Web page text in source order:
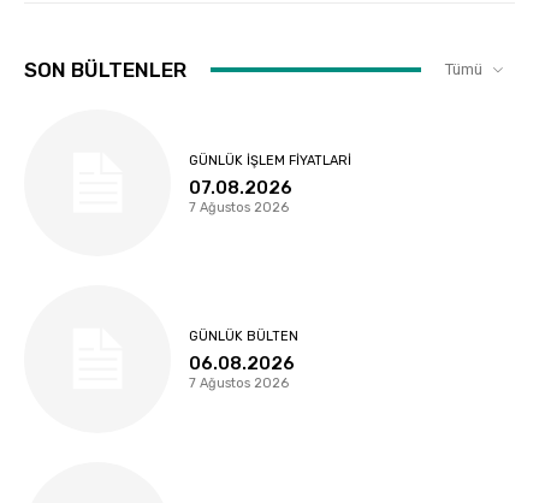
SON BÜLTENLER Tümü
GÜNLÜK İŞLEM FIYATLARI
07.08.2026
7 Ağustos 2026
GÜNLÜK BÜLTEN
06.08.2026
7 Ağustos 2026